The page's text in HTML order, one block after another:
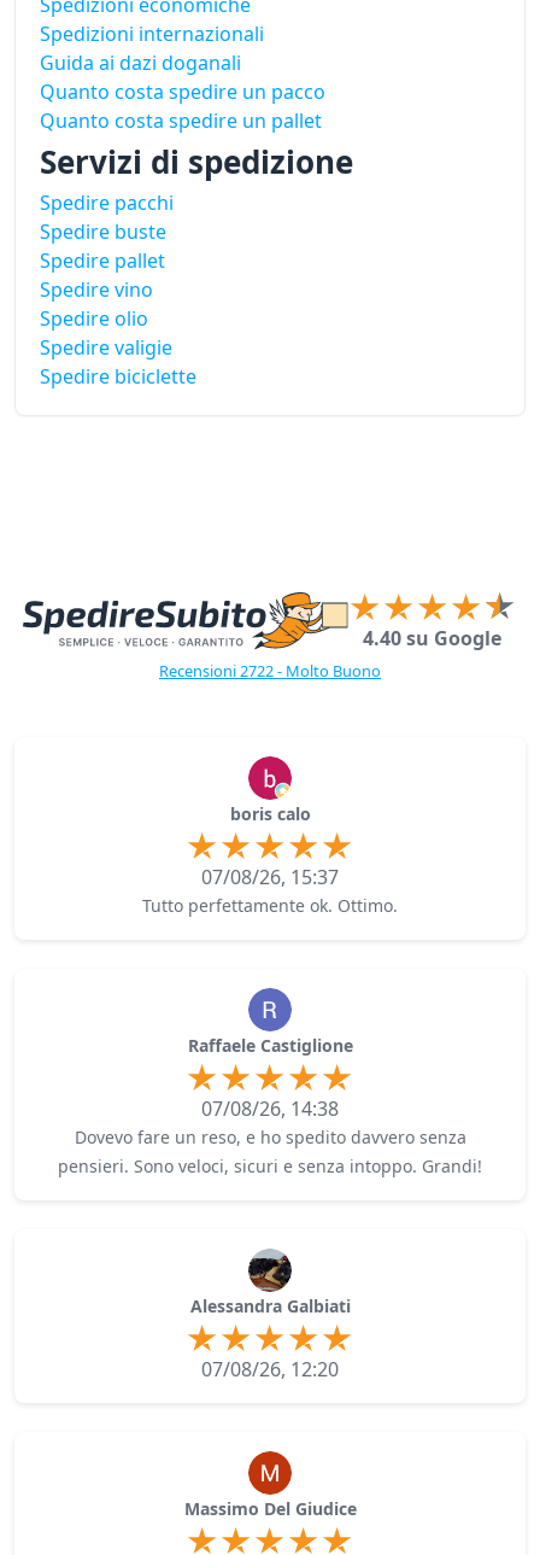
Spedizioni internazionali
Guida ai dazi doganali
Quanto costa spedire un pacco
Quanto costa spedire un pallet
Servizi di spedizione
Spedire pacchi
Spedire buste
Spedire pallet
Spedire vino
Spedire olio
Spedire valigie
Spedire biciclette
4.40 su Google
Recensioni 2722 - Molto Buono
boris calo
07/08/26, 15:37
Tutto perfettamente ok. Ottimo.
Raffaele Castiglione
07/08/26, 14:38
Dovevo fare un reso, e ho spedito davvero senza
pensieri. Sono veloci, sicuri e senza intoppo. Grandi!
Alessandra Galbiati
07/08/26, 12:20
Massimo Del Giudice